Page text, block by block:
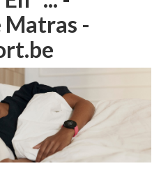
Matras -